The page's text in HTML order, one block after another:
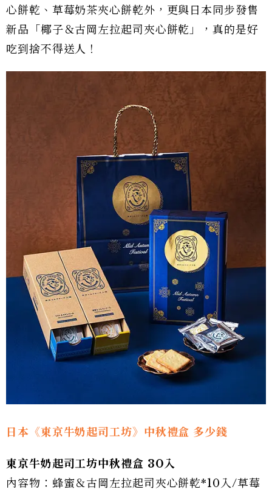
心餅乾、草莓奶茶夾心餅乾外，更與日本同步發售
新品「椰子＆古岡左拉起司夾心餅乾」，真的是好
吃到捨不得送人！
日本《東京牛奶起司工坊》中秋禮盒 多少錢
東京牛奶起司工坊中秋禮盒 30入
內容物：蜂蜜＆古岡左拉起司夾心餅乾*10入/草莓